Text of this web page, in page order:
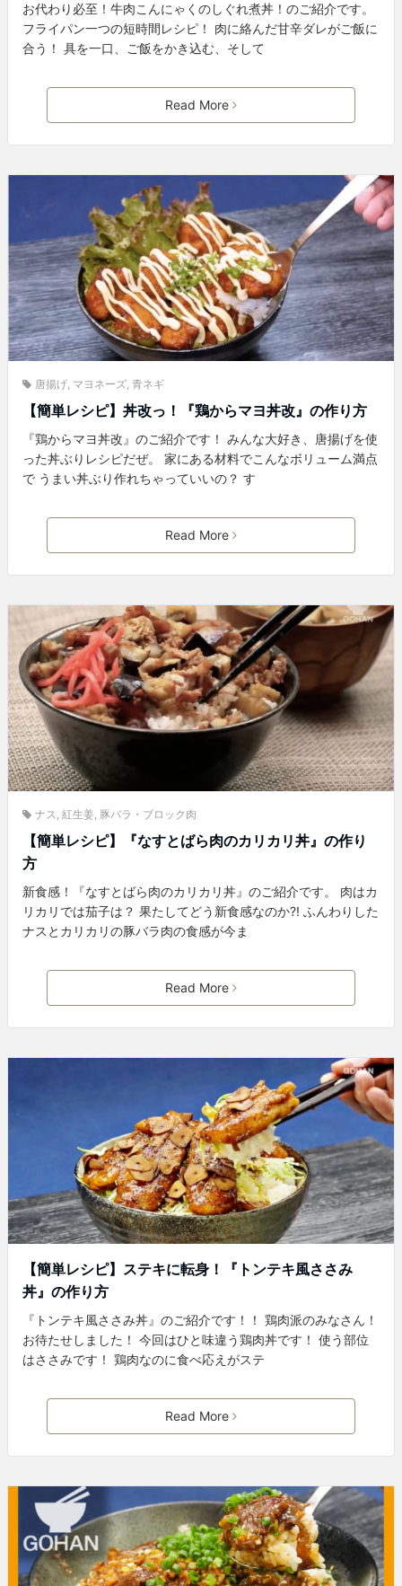
お代わり必至！牛肉こんにゃくのしぐれ煮丼！のご紹介です。
フライパン一つの短時間レシピ！ 肉に絡んだ甘辛ダレがご飯に
合う！ 具を一口、ご飯をかき込む、そして
Read More
唐揚げ, マヨネーズ, 青ネギ
【簡単レシピ】丼改っ！『鶏からマヨ丼改』の作り方
『鶏からマヨ丼改』のご紹介です！ みんな大好き、唐揚げを使
った丼ぶりレシピだぜ。 家にある材料でこんなボリューム満点
で うまい丼ぶり作れちゃっていいの？ す
Read More
ナス, 紅生姜, 豚バラ・ブロック肉
【簡単レシピ】『なすとばら肉のカリカリ丼』の作り
方
新食感！『なすとばら肉のカリカリ丼』のご紹介です。 肉はカ
リカリでは茄子は？ 果たしてどう新食感なのか?! ふんわりした
ナスとカリカリの豚バラ肉の食感が今ま
Read More
【簡単レシピ】ステキに転身！『トンテキ風ささみ
丼』の作り方
『トンテキ風ささみ丼』のご紹介です！！ 鶏肉派のみなさん！
お待たせしました！ 今回はひと味違う鶏肉丼です！ 使う部位
はささみです！ 鶏肉なのに食べ応えがステ
Read More